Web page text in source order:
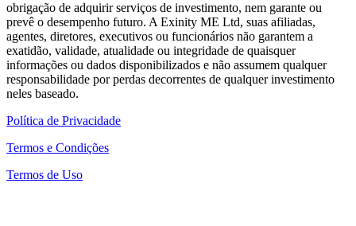
obrigação de adquirir serviços de investimento, nem garante ou
prevê o desempenho futuro. A Exinity ME Ltd, suas afiliadas,
agentes, diretores, executivos ou funcionários não garantem a
exatidão, validade, atualidade ou integridade de quaisquer
informações ou dados disponibilizados e não assumem qualquer
responsabilidade por perdas decorrentes de qualquer investimento
neles baseado.
Política de Privacidade
Termos e Condições
Termos de Uso